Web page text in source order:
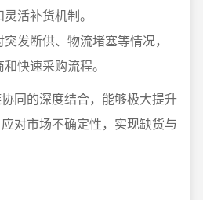
活补货机制。
发断供、物流堵塞等情况，
快速采购流程。
同的深度结合，能够极大提升
对市场不确定性，实现缺货与